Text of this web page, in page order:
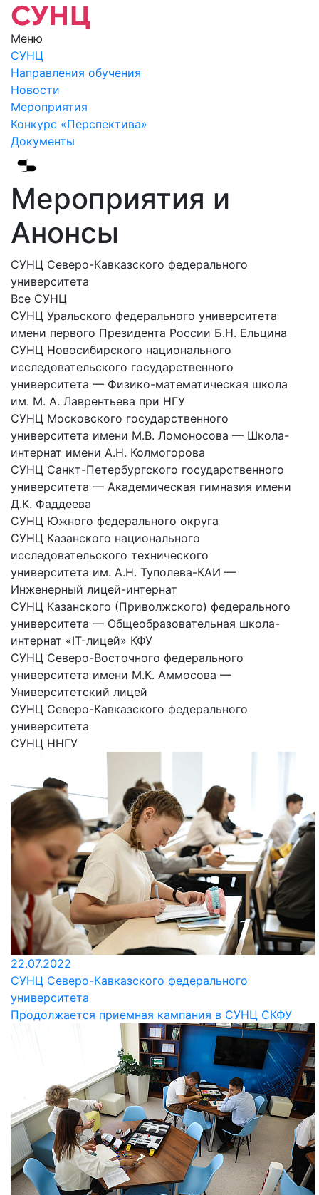
Меню
СУНЦ
Направления обучения
Новости
Мероприятия
Конкурс «Перспектива»
Документы
Мероприятия и
Анонсы
СУНЦ Северо-Кавказского федерального
университета
Все СУНЦ
СУНЦ Уральского федерального университета
имени первого Президента России Б.Н. Ельцина
СУНЦ Новосибирского национального
исследовательского государственного
университета — Физико-математическая школа
им. М. А. Лаврентьева при НГУ
СУНЦ Московского государственного
университета имени М.В. Ломоносова — Школа-
интернат имени А.Н. Колмогорова
СУНЦ Санкт-Петербургского государственного
университета — Академическая гимназия имени
Д.К. Фаддеева
СУНЦ Южного федерального округа
СУНЦ Казанского национального
исследовательского технического
университета им. А.Н. Туполева-КАИ —
Инженерный лицей-интернат
СУНЦ Казанского (Приволжского) федерального
университета — Общеобразовательная школа-
интернат «IT-лицей» КФУ
СУНЦ Северо-Восточного федерального
университета имени М.К. Аммосова —
Университетский лицей
СУНЦ Северо-Кавказского федерального
университета
СУНЦ ННГУ
22.07.2022
СУНЦ Северо-Кавказского федерального
университета
Продолжается приемная кампания в СУНЦ СКФУ